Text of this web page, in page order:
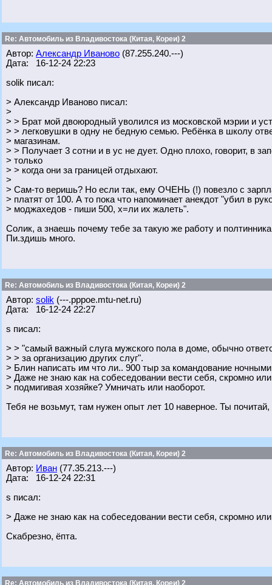
Re: Автомобиль из Владивостока (Китая, Кореи) 2
Автор: Александр Иваново (87.255.240.---)
Дата: 16-12-24 22:23
solik писал:
> Александр Иваново писал:
>
> > Брат мой двоюродный уволился из московской мэрии и
> > легковушки в одну не бедную семью. Ребёнка в школу
> магазинам.
> > Получает 3 сотни и в ус не дует. Одно плохо, говорит, в
> только
> > когда они за границей отдыхают.
>
> Сам-то веришь? Но если так, ему ОЧЕНЬ (!) повезло с
> платят от 100. А то пока что напоминает анекдот "убил в
> моджахедов - пиши 500, х=ли их жалеть".
Солик, а знаешь почему тебе за такую же работу и
Пи.здишь много.
Re: Автомобиль из Владивостока (Китая, Кореи) 2
Автор: solik (---.pppoe.mtu-net.ru)
Дата: 16-12-24 22:27
s писал:
> > "самый важный слуга мужского пола в доме, обычно
> > за организацию других слуг".
> Блин написать им что ли.. 900 тыр за командование
> Даже не знаю как на собеседовании вести себя, скромно
> подмигивая хозяйке? Умничать или наоборот.
Тебя не возьмут, там нужен опыт лет 10 наверное. Ты
Re: Автомобиль из Владивостока (Китая, Кореи) 2
Автор: Иван (77.35.213.---)
Дата: 16-12-24 22:31
s писал:
> Даже не знаю как на собеседовании вести себя, скромно
Скабрезно, ёпта.
Re: Автомобиль из Владивостока (Китая, Кореи) 2